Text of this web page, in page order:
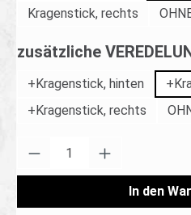
Kragenstick, rechts
zusätzliche
+Kragenstick, hinten
+Kragenstick, rechts
Produkt Anzahl: Gib
In den